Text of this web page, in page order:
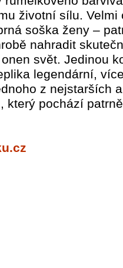
životní sílu. Velmi
soška ženy –
nahradit
svět. Jedinou
legendární,
z nejstarších
který pochází